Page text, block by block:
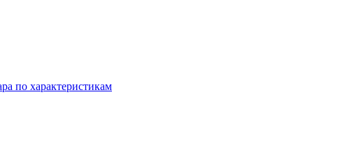
по характеристикам